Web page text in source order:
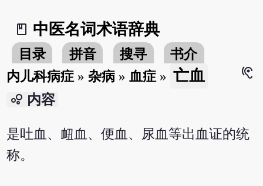
book_2
中医名词术语辞典
目录 拼音 搜寻
书介
内儿科病症 »杂病 » 血症 » 亡血
hearing
bubble_chart 内容
是吐血、衄血、便血、尿血等出血证的统
称。